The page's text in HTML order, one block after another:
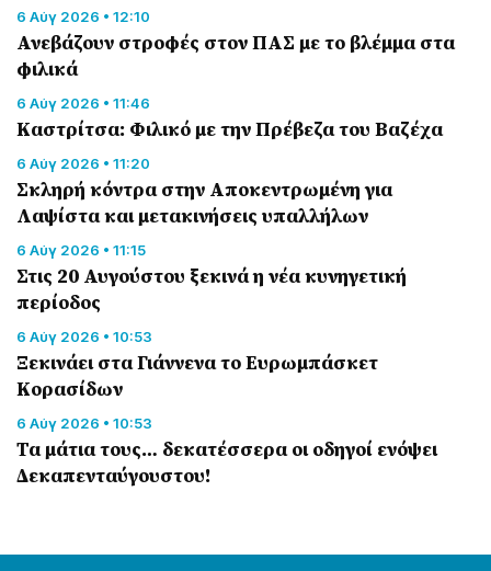
6 Αύγ 2026 • 12:10
Ανεβάζουν στροφές στον ΠΑΣ με το βλέμμα στα
φιλικά
6 Αύγ 2026 • 11:46
Καστρίτσα: Φιλικό με την Πρέβεζα του Βαζέχα
6 Αύγ 2026 • 11:20
Σκληρή κόντρα στην Αποκεντρωμένη για
Λαψίστα και μετακινήσεις υπαλλήλων
6 Αύγ 2026 • 11:15
Στις 20 Αυγούστου ξεκινά η νέα κυνηγετική
περίοδος
6 Αύγ 2026 • 10:53
Ξεκινάει στα Γιάννενα το Ευρωμπάσκετ
Κορασίδων
6 Αύγ 2026 • 10:53
Τα μάτια τους… δεκατέσσερα οι οδηγοί ενόψει
Δεκαπενταύγουστου!